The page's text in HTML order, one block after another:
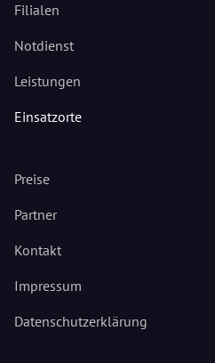
Filialen
Notdienst
Leistungen
Einsatzorte
Preise
Partner
Kontakt
Impressum
Datenschutzerklärung